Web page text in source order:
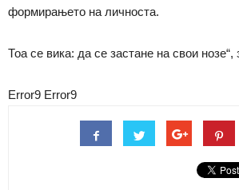
формирањето на личноста.
Тоа се вика: да се застане на свои
Error9 Error9